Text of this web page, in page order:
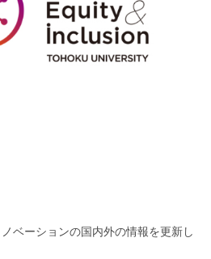
ベーションの国内外の情報を更新し